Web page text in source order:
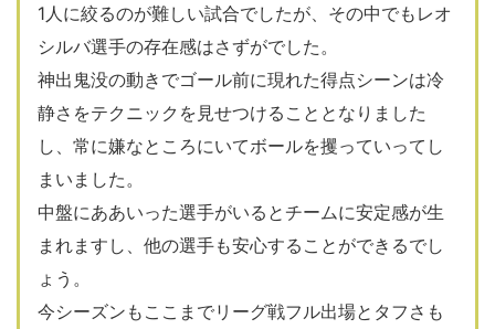
1人に絞るのが難しい試合でしたが、その中でもレオ
シルバ選手の存在感はさずがでした。
神出鬼没の動きでゴール前に現れた得点シーンは冷
静さをテクニックを見せつけることとなりました
し、常に嫌なところにいてボールを攫っていってし
まいました。
中盤にああいった選手がいるとチームに安定感が生
まれますし、他の選手も安心することができるでし
ょう。
今シーズンもここまでリーグ戦フル出場とタフさも